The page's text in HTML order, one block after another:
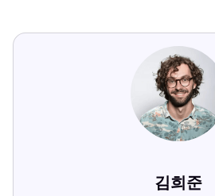
김희준